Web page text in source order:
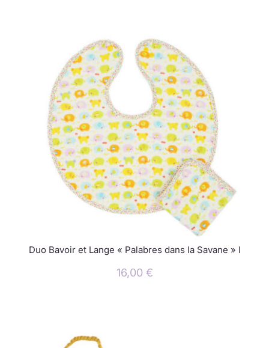
Duo Bavoir et Lange « Palabres dans la Savane » I
16,00 €